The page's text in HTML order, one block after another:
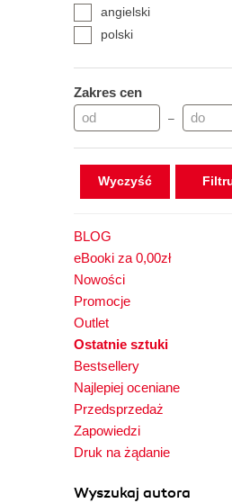
angielski
polski
Zakres cen
–
Wyczyść
BLOG
eBooki za 0,00zł
Nowości
Promocje
Outlet
Ostatnie sztuki
Bestsellery
Najlepiej oceniane
Przedsprzedaż
Zapowiedzi
Druk na żądanie
Wyszukaj autora